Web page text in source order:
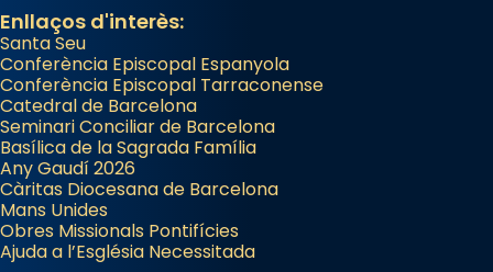
Enllaços d'interès:
Santa Seu
Conferència Episcopal Espanyola
Conferència Episcopal Tarraconense
Catedral de Barcelona
Seminari Conciliar de Barcelona
Basílica de la Sagrada Família
Any Gaudí 2026
Càritas Diocesana de Barcelona
Mans Unides
Obres Missionals Pontifícies
Ajuda a l’Església Necessitada